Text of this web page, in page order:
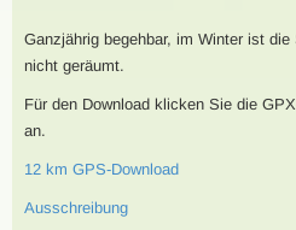
Ganzjährig begehbar, im Winter ist
nicht geräumt.
Für den Download klicken Sie die
an.
12 km GPS-Download
Ausschreibung